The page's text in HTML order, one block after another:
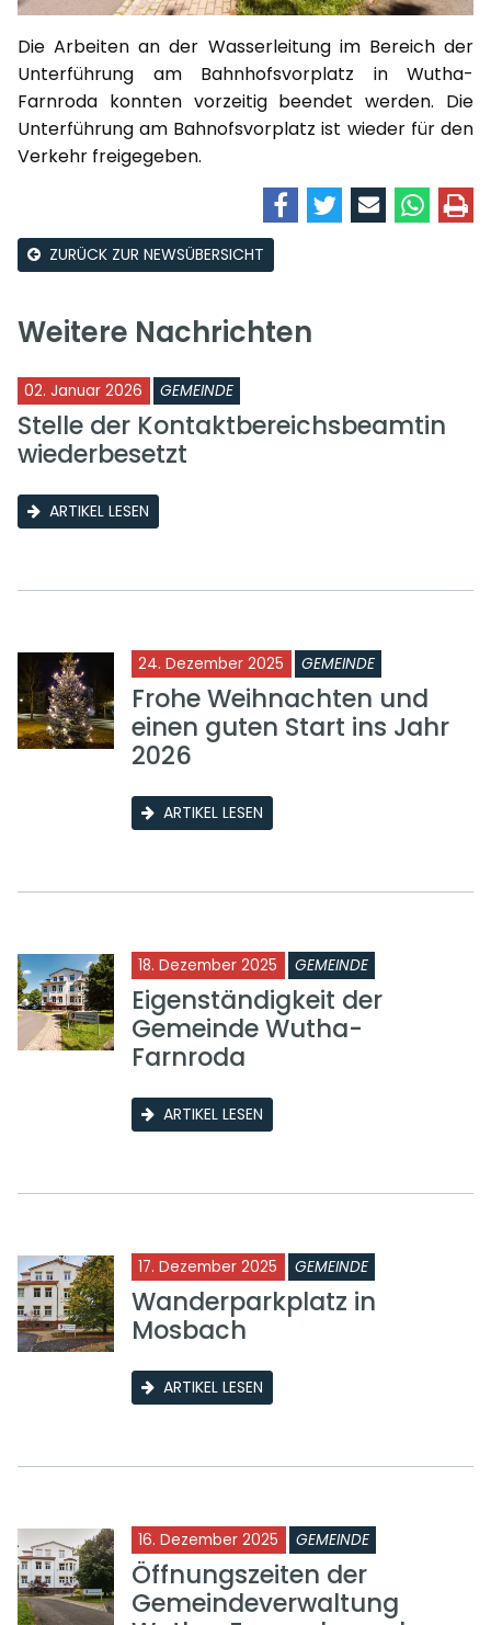
Die Arbeiten an der Wasserleitung im Bereich der
Unterführung am Bahnhofsvorplatz in Wutha-
Farnroda konnten vorzeitig beendet werden. Die
Unterführung am Bahnofsvorplatz ist wieder für den
Verkehr freigegeben.
ZURÜCK ZUR NEWSÜBERSICHT
Weitere Nachrichten
02. Januar 2026 GEMEINDE
Stelle der Kontaktbereichsbeamtin
wiederbesetzt
ARTIKEL LESEN
24. Dezember 2025 GEMEINDE
Frohe Weihnachten und
einen guten Start ins Jahr
2026
ARTIKEL LESEN
18. Dezember 2025 GEMEINDE
Eigenständigkeit der
Gemeinde Wutha-
Farnroda
ARTIKEL LESEN
17. Dezember 2025 GEMEINDE
Wanderparkplatz in
Mosbach
ARTIKEL LESEN
16. Dezember 2025 GEMEINDE
Öffnungszeiten der
Gemeindeverwaltung